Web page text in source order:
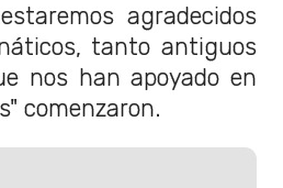
agradecidos
tanto antiguos
nos han apoyado en
comenzaron.